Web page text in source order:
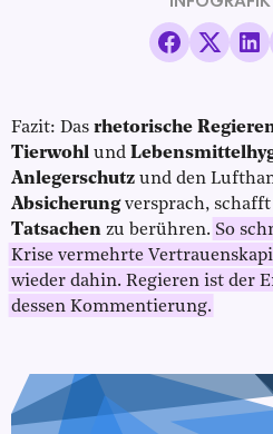
Fazit: Das rhetorische
Tierwohl und
Anlegerschutz und den
Absicherungversprach,
Tatsachen zu berühren. So
Krise vermehrte
wieder dahin. Regieren ist der
dessen Kommentierung.